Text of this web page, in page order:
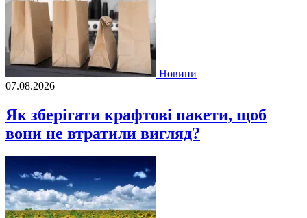
Новини
07.08.2026
Як зберігати крафтові пакети, щоб
вони не втратили вигляд?